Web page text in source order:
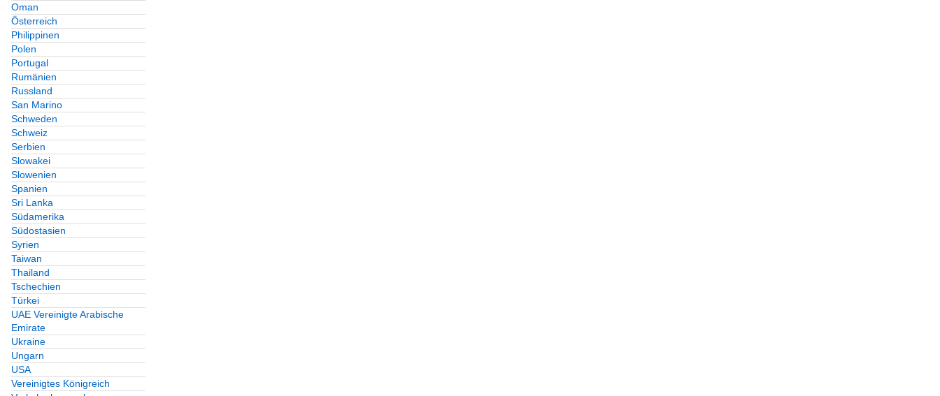
Oman
Österreich
Philippinen
Polen
Portugal
Rumänien
Russland
San Marino
Schweden
Schweiz
Serbien
Slowakei
Slowenien
Spanien
Sri Lanka
Südamerika
Südostasien
Syrien
Taiwan
Thailand
Tschechien
Türkei
UAE Vereinigte Arabische
Emirate
Ukraine
Ungarn
USA
Vereinigtes Königreich